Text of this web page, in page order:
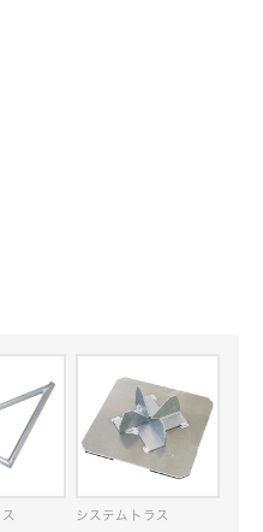
システムトラス